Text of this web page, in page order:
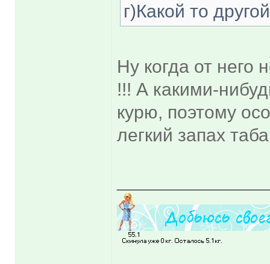
г)Какой то
Ну когда от него
!!! А какими-
курю, поэтому
легкий запах